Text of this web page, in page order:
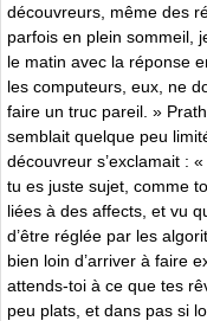
découvreurs, même des
parfois en plein sommeil,
le matin avec la réponse
les computeurs, eux, ne
faire un truc pareil. »
semblait quelque peu
découvreur s’exclamait :
tu es juste sujet, comme
liées à des affects, et vu
d’être réglée par les
bien loin d’arriver à faire
attends-toi à ce que tes
peu plats, et dans pas si